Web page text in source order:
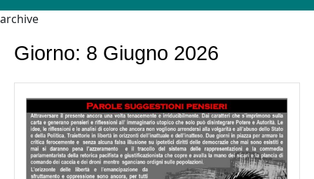
Cart
archive
Giorno: 8 Giugno 2026